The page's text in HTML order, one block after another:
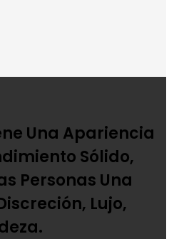
Una Apariencia
Sólido,
Personas Una
Lujo,